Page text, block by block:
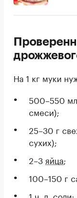
На 1 кг муки
500–550
смеси);
25–30 г
сухих);
2–3 яйца;
100–150 г